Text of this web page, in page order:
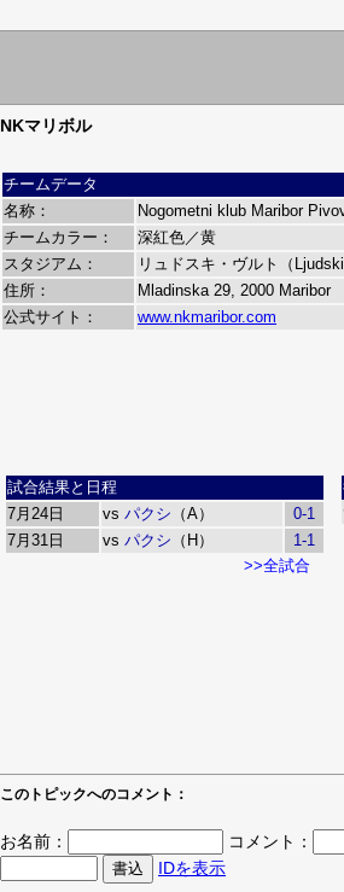
NKマリボル
チームデータ
名称：
Nogometni klub Maribor
チームカラー：
深紅色／黄
スタジアム：
リュドスキ・ヴルト（
住所：
Mladinska 29, 2000 Maribor
公式サイト：
www.nkmaribor.com
試合結果と日程
7月24日
vs パクシ （A）
0-1
7月31日
vs パクシ （H）
1-1
>>全試合
このトピックへのコメント：
お名前：
コメント：
IDを表示